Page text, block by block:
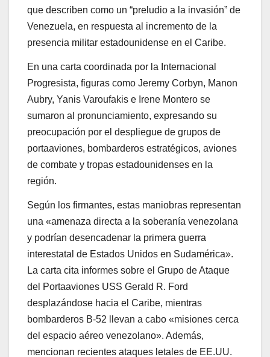
que describen como un “preludio a la invasión” de
Venezuela, en respuesta al incremento de la
presencia militar estadounidense en el Caribe.
En una carta coordinada por la Internacional
Progresista, figuras como Jeremy Corbyn, Manon
Aubry, Yanis Varoufakis e Irene Montero se
sumaron al pronunciamiento, expresando su
preocupación por el despliegue de grupos de
portaaviones, bombarderos estratégicos, aviones
de combate y tropas estadounidenses en la
región.
Según los firmantes, estas maniobras representan
una «amenaza directa a la soberanía venezolana
y podrían desencadenar la primera guerra
interestatal de Estados Unidos en Sudamérica».
La carta cita informes sobre el Grupo de Ataque
del Portaaviones USS Gerald R. Ford
desplazándose hacia el Caribe, mientras
bombarderos B-52 llevan a cabo «misiones cerca
del espacio aéreo venezolano». Además,
mencionan recientes ataques letales de EE.UU.